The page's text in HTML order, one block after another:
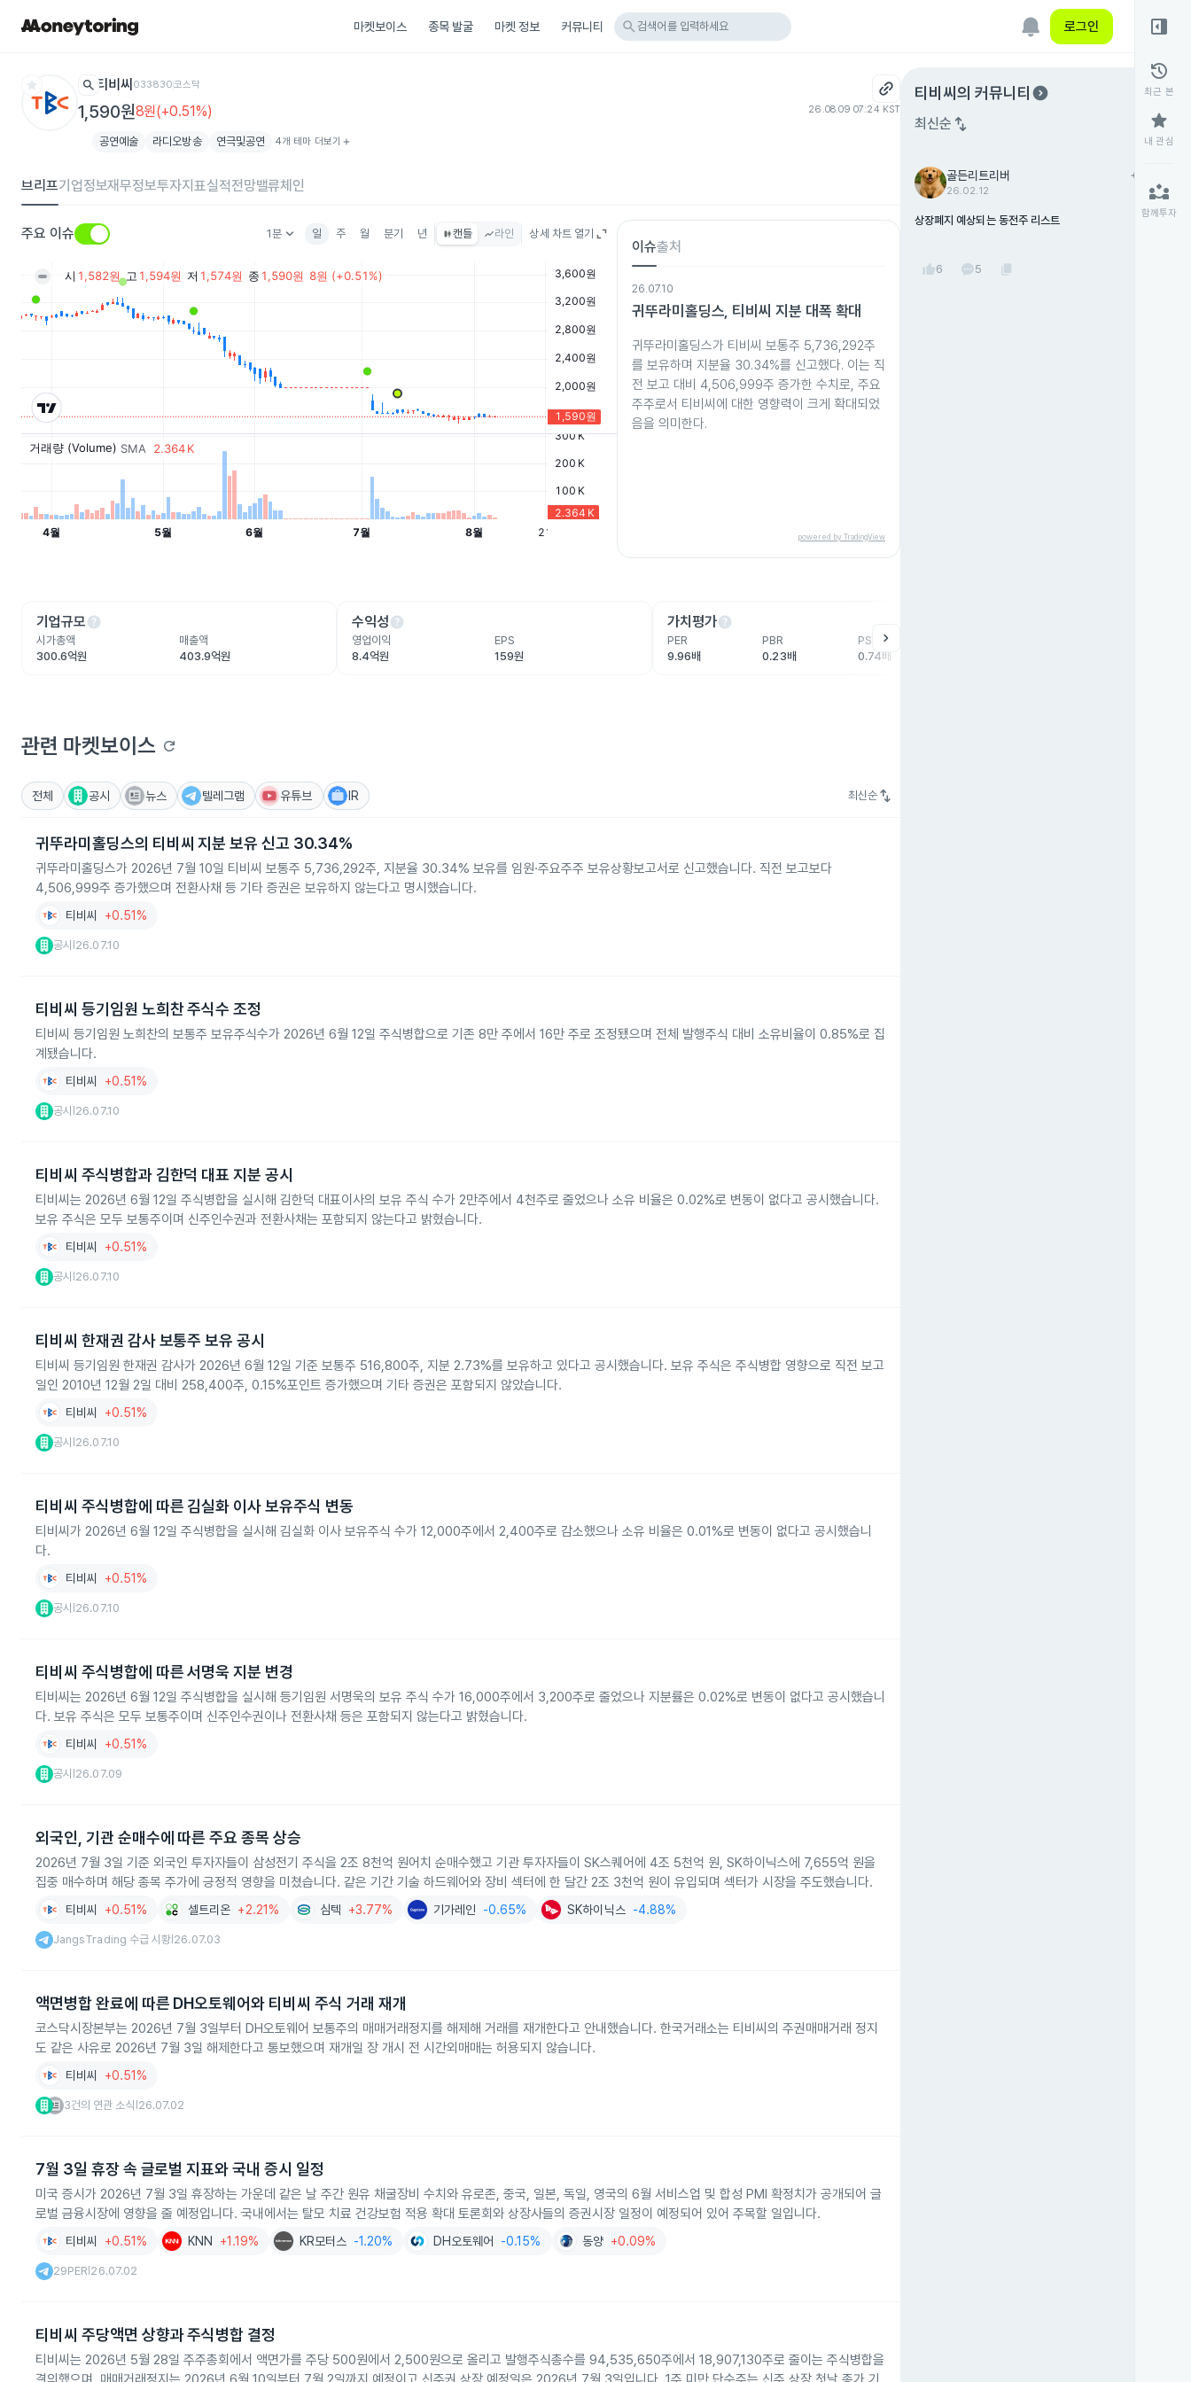
마켓보이스 종목 발굴 마켓 정보 커뮤니티 search 검색어를 입력하세요 로그인
star search 티비씨 033830코스닥
1,590원8원(+0.51%) 26.08.09 07:24 KST
공연예술 라디오방송 연극및공연 4개 테마 더보기 add
브리프기업정보재무정보투자지표실적전망밸류체인
주요 이슈 1분keyboard_arrow_down 일 주 월 분기 년 캔들 라인 상세 차트 열기
이슈출처
26.07.10
귀뚜라미홀딩스, 티비씨 지분 대폭 확대
귀뚜라미홀딩스가 티비씨 보통주 5,736,292주
를 보유하며 지분율 30.34%를 신고했다. 이는 직
전 보고 대비 4,506,999주 증가한 수치로, 주요
주주로서 티비씨에 대한 영향력이 크게 확대되었
음을 의미한다.
powered by TradingView
기업규모help
시가총액
300.6억원
매출액
403.9억원
수익성help
영업이익
8.4억원
EPS
159원
가치평가help
PER
9.96배
PBR
0.23배
PSR
0.74배
chevron_right
관련 마켓보이스 refresh
전체 공시 뉴스 텔레그램 유튜브 IR 최신순 swap_vert
귀뚜라미홀딩스의 티비씨 지분 보유 신고 30.34%
귀뚜라미홀딩스가 2026년 7월 10일 티비씨 보통주 5,736,292주, 지분율 30.34% 보유를 임원·주요주주 보유상황보고서로 신고했습니다. 직전 보고보다
4,506,999주 증가했으며 전환사채 등 기타 증권은 보유하지 않는다고 명시했습니다.
티비씨 +0.51%
공시 26.07.10
티비씨 등기임원 노희찬 주식수 조정
티비씨 등기임원 노희찬의 보통주 보유주식수가 2026년 6월 12일 주식병합으로 기존 8만 주에서 16만 주로 조정됐으며 전체 발행주식 대비 소유비율이 0.85%로 집
계됐습니다.
티비씨 +0.51%
공시 26.07.10
티비씨 주식병합과 김한덕 대표 지분 공시
티비씨는 2026년 6월 12일 주식병합을 실시해 김한덕 대표이사의 보유 주식 수가 2만주에서 4천주로 줄었으나 소유 비율은 0.02%로 변동이 없다고 공시했습니다.
보유 주식은 모두 보통주이며 신주인수권과 전환사채는 포함되지 않는다고 밝혔습니다.
티비씨 +0.51%
공시 26.07.10
티비씨 한재권 감사 보통주 보유 공시
티비씨 등기임원 한재권 감사가 2026년 6월 12일 기준 보통주 516,800주, 지분 2.73%를 보유하고 있다고 공시했습니다. 보유 주식은 주식병합 영향으로 직전 보고
일인 2010년 12월 2일 대비 258,400주, 0.15%포인트 증가했으며 기타 증권은 포함되지 않았습니다.
티비씨 +0.51%
공시 26.07.10
티비씨 주식병합에 따른 김실화 이사 보유주식 변동
티비씨가 2026년 6월 12일 주식병합을 실시해 김실화 이사 보유주식 수가 12,000주에서 2,400주로 감소했으나 소유 비율은 0.01%로 변동이 없다고 공시했습니
다.
티비씨 +0.51%
공시 26.07.10
티비씨 주식병합에 따른 서명욱 지분 변경
티비씨는 2026년 6월 12일 주식병합을 실시해 등기임원 서명욱의 보유 주식 수가 16,000주에서 3,200주로 줄었으나 지분률은 0.02%로 변동이 없다고 공시했습니
다. 보유 주식은 모두 보통주이며 신주인수권이나 전환사채 등은 포함되지 않는다고 밝혔습니다.
티비씨 +0.51%
공시 26.07.09
외국인, 기관 순매수에 따른 주요 종목 상승
2026년 7월 3일 기준 외국인 투자자들이 삼성전기 주식을 2조 8천억 원어치 순매수했고 기관 투자자들이 SK스퀘어에 4조 5천억 원, SK하이닉스에 7,655억 원을
집중 매수하며 해당 종목 주가에 긍정적 영향을 미쳤습니다. 같은 기간 기술 하드웨어와 장비 섹터에 한 달간 2조 3천억 원이 유입되며 섹터가 시장을 주도했습니다.
티비씨 +0.51% 셀트리온 +2.21% 심텍 +3.77% 기가레인 -0.65% SK하이닉스 -4.88%
JangsTrading 수급 시황 26.07.03
액면병합 완료에 따른 DH오토웨어와 티비씨 주식 거래 재개
코스닥시장본부는 2026년 7월 3일부터 DH오토웨어 보통주의 매매거래정지를 해제해 거래를 재개한다고 안내했습니다. 한국거래소는 티비씨의 주권매매거래 정지
도 같은 사유로 2026년 7월 3일 해제한다고 통보했으며 재개일 장 개시 전 시간외매매는 허용되지 않습니다.
티비씨 +0.51%
3건의 연관 소식 26.07.02
7월 3일 휴장 속 글로벌 지표와 국내 증시 일정
미국 증시가 2026년 7월 3일 휴장하는 가운데 같은 날 주간 원유 채굴장비 수치와 유로존, 중국, 일본, 독일, 영국의 6월 서비스업 및 합성 PMI 확정치가 공개되어 글
로벌 금융시장에 영향을 줄 예정입니다. 국내에서는 탈모 치료 건강보험 적용 확대 토론회와 상장사들의 증권시장 일정이 예정되어 있어 주목할 일입니다.
티비씨 +0.51% KNN +1.19% KR모터스 -1.20% DH오토웨어 -0.15% 동양 +0.09%
29PER 26.07.02
티비씨 주당액면 상향과 주식병합 결정
티비씨는 2026년 5월 28일 주주총회에서 액면가를 주당 500원에서 2,500원으로 올리고 발행주식총수를 94,535,650주에서 18,907,130주로 줄이는 주식병합을
티비씨 의 커뮤니티 expand_circle_right
최신순 swap_vert
골든리트리버
26.02.12
add
상장폐지 예상되는 동전주 리스트
thumb_up6 5 content_copy
right_panel_open
history
최근 본
star
내 관심
partner_exchange
함께투자